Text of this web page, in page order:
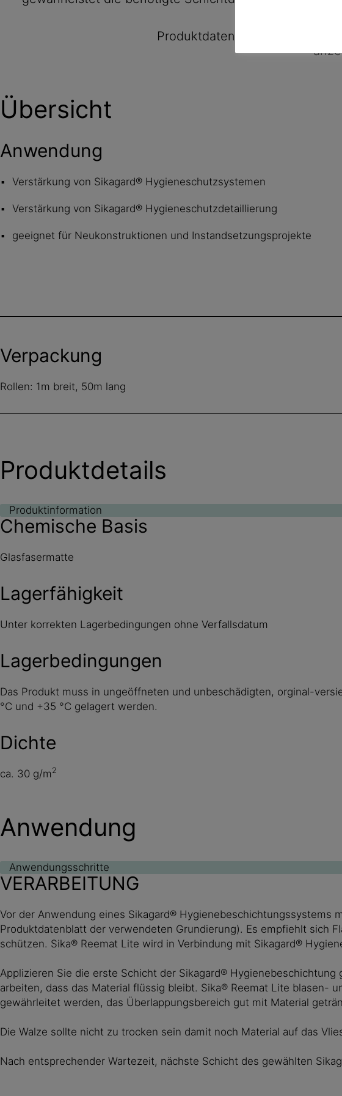
Produktdatenblatt
Übersicht
Anwendung
Verstärkung von Sikagard® Hygieneschutzsystemen
Verstärkung von Sikagard® Hygieneschutzdetaillierung
geeignet für Neukonstruktionen und Instandsetzungsprojekte
Verpackung
Rollen: 1m breit, 50m lang
Produktdetails
Produktinformation
Chemische Basis
Glasfasermatte
Lagerfähigkeit
Unter korrekten Lagerbedingungen ohne Verfallsdatum
Lagerbedingungen
Das Produkt muss in ungeöffneten und unbeschädigten, orginal-
°C und +35 °C gelagert werden.
Dichte
ca. 30 g/m 2
Anwendung
Anwendungsschritte
VERARBEITUNG
Vor der Anwendung eines Sikagard®
Produktdatenblatt der verwendeten Grundierung). Es empfiehlt sich
schützen. Sika® Reemat Lite wird in Verbindung mit Sikagard®
Applizieren Sie die erste Schicht der Sikagard®
arbeiten, dass das Material flüssig bleibt. Sika® Reemat Lite blasen-
gewährleitet werden, das Überlappungsbereich gut mit Material
Die Walze sollte nicht zu trocken sein damit noch Material auf das
Nach entsprechender Wartezeit, nächste Schicht des gewählten